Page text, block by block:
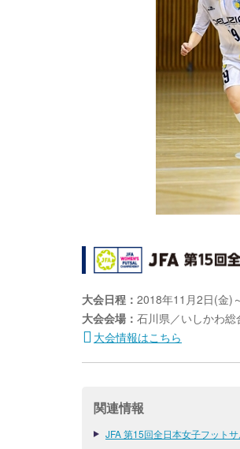
大会日程： 2018年11月2日(金)
大会会場： 石川県／いしかわ
大会情報はこちら
関連情報
JFA 第15回全日本女子フット